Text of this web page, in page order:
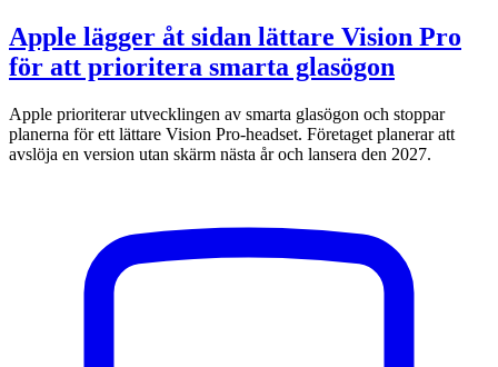
Apple lägger åt sidan lättare Vision Pro
för att prioritera smarta glasögon
Apple prioriterar utvecklingen av smarta glasögon och stoppar
planerna för ett lättare Vision Pro-headset. Företaget planerar att
avslöja en version utan skärm nästa år och lansera den 2027.